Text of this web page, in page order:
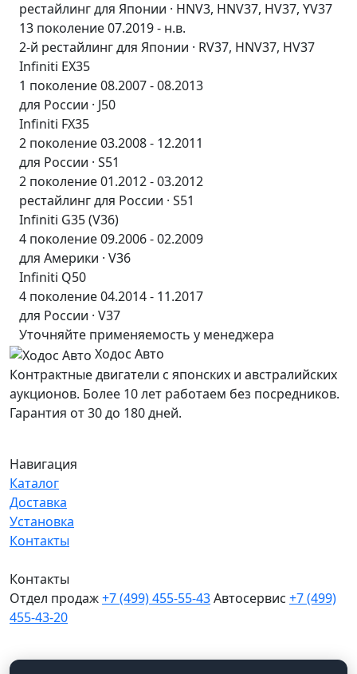
рестайлинг для Японии · HNV3, HNV37, HV37, YV37
13 поколение 07.2019 - н.в.
2-й рестайлинг для Японии · RV37, HNV37, HV37
Infiniti EX35
1 поколение 08.2007 - 08.2013
для России · J50
Infiniti FX35
2 поколение 03.2008 - 12.2011
для России · S51
2 поколение 01.2012 - 03.2012
рестайлинг для России · S51
Infiniti G35 (V36)
4 поколение 09.2006 - 02.2009
для Америки · V36
Infiniti Q50
4 поколение 04.2014 - 11.2017
для России · V37
Уточняйте применяемость у менеджера
Ходос Авто
Контрактные двигатели с японских и австралийских
аукционов. Более 10 лет работаем без посредников.
Гарантия от 30 до 180 дней.
Навигация
Каталог
Доставка
Установка
Контакты
Контакты
Отдел продаж+7 (499) 455-55-43Автосервис +7 (499)
455-43-20